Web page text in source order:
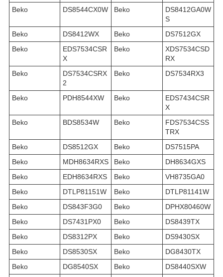
Beko DS8544CX0W Beko
DS8412GA0W
S
Beko
DS8412WX Beko
DS7512GX
Beko
EDS7534CSR
X
Beko
XDS7534CSD
RX
Beko
DS7534CSRX
2
Beko DS7534RX3
Beko PDH8544XW Beko
EDS7434CSR
X
Beko
BDS8534W Beko
FDS7534CSS
TRX
Beko
DS8512GX Beko
DS7515PA
Beko
MDH8634RXS Beko
DH8634GXS
Beko
EDH8634RXS Beko
VH8735GA0
Beko
DTLP81151W Beko
DTLP81141W
Beko
DS843F3G0 Beko
DPHX80460W
Beko
DS7431PX0 Beko
DS8439TX
Beko
DS8312PX Beko
DS9430SX
Beko
DS8530SX Beko
DG8430TX
Beko
DG8540SX Beko
DS8440SXW